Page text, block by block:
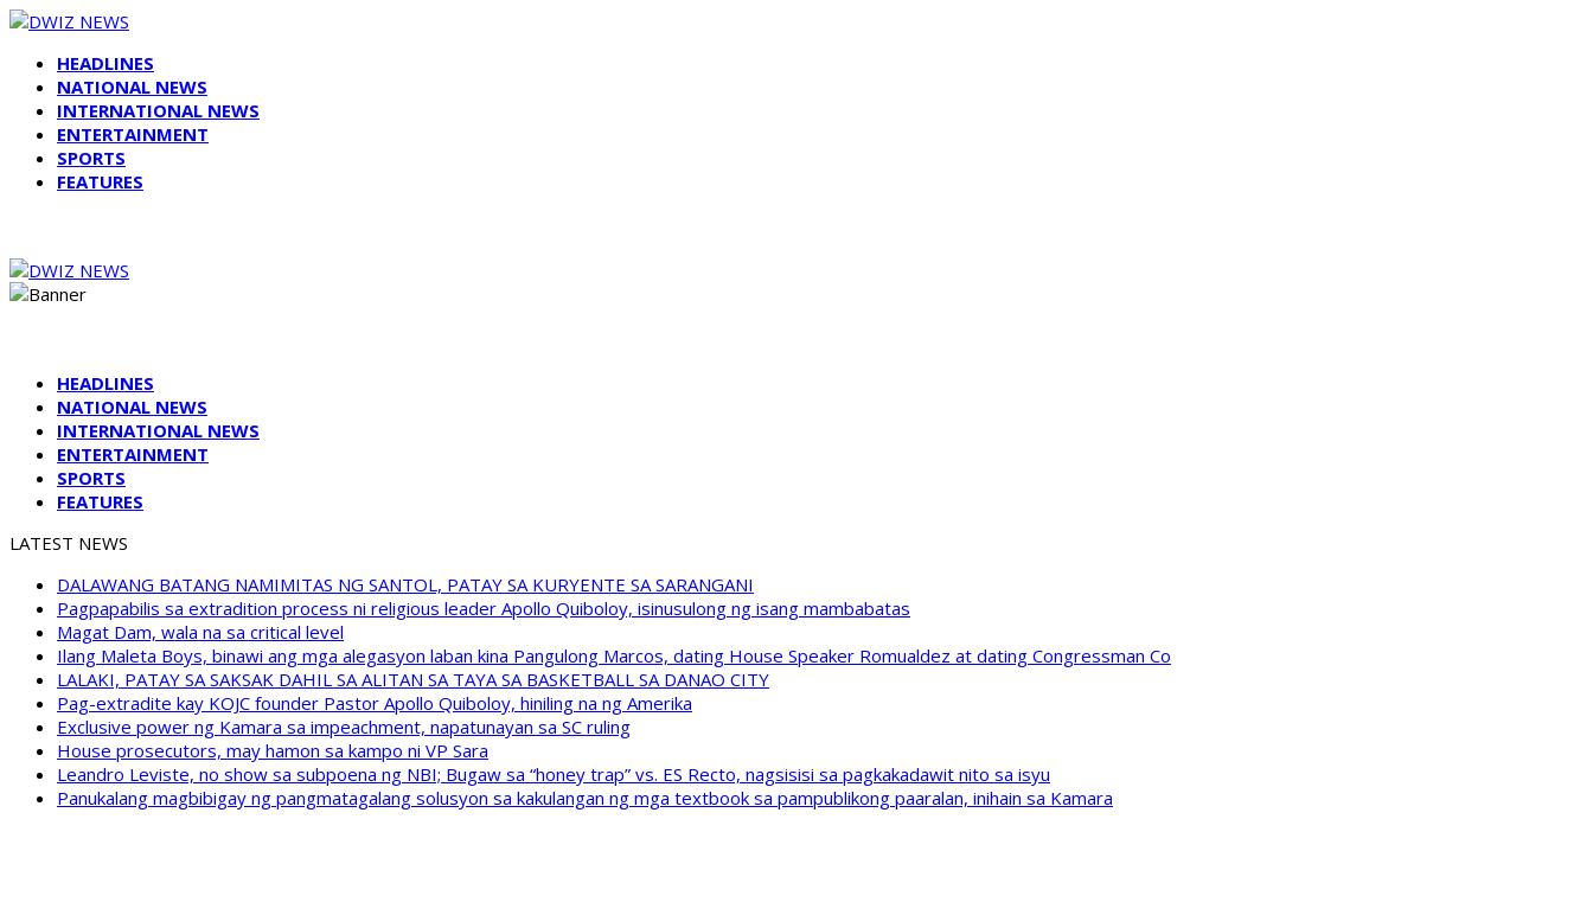
HEADLINES
NATIONAL NEWS
INTERNATIONAL NEWS
ENTERTAINMENT
SPORTS
FEATURES
HEADLINES
NATIONAL NEWS
INTERNATIONAL NEWS
ENTERTAINMENT
SPORTS
FEATURES
LATEST NEWS
DALAWANG BATANG NAMIMITAS NG SANTOL, PATAY SA KURYENTE SA SARANGANI
Pagpapabilis sa extradition process ni religious leader Apollo Quiboloy, isinusulong ng isang mambabatas
Magat Dam, wala na sa critical level
Ilang Maleta Boys, binawi ang mga alegasyon laban kina Pangulong Marcos, dating House Speaker Romualdez at dating Congressman Co
LALAKI, PATAY SA SAKSAK DAHIL SA ALITAN SA TAYA SA BASKETBALL SA DANAO CITY
Pag-extradite kay KOJC founder Pastor Apollo Quiboloy, hiniling na ng Amerika
Exclusive power ng Kamara sa impeachment, napatunayan sa SC ruling
House prosecutors, may hamon sa kampo ni VP Sara
Leandro Leviste, no show sa subpoena ng NBI; Bugaw sa “honey trap” vs. ES Recto, nagsisisi sa pagkakadawit nito sa isyu
Panukalang magbibigay ng pangmatagalang solusyon sa kakulangan ng mga textbook sa pampublikong paaralan, inihain sa Kamara